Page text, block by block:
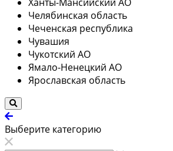
Ханты-Мансийский АО
Челябинская область
Чеченская республика
Чувашия
Чукотский АО
Ямало-Ненецкий АО
Ярославская область
Выберите категорию